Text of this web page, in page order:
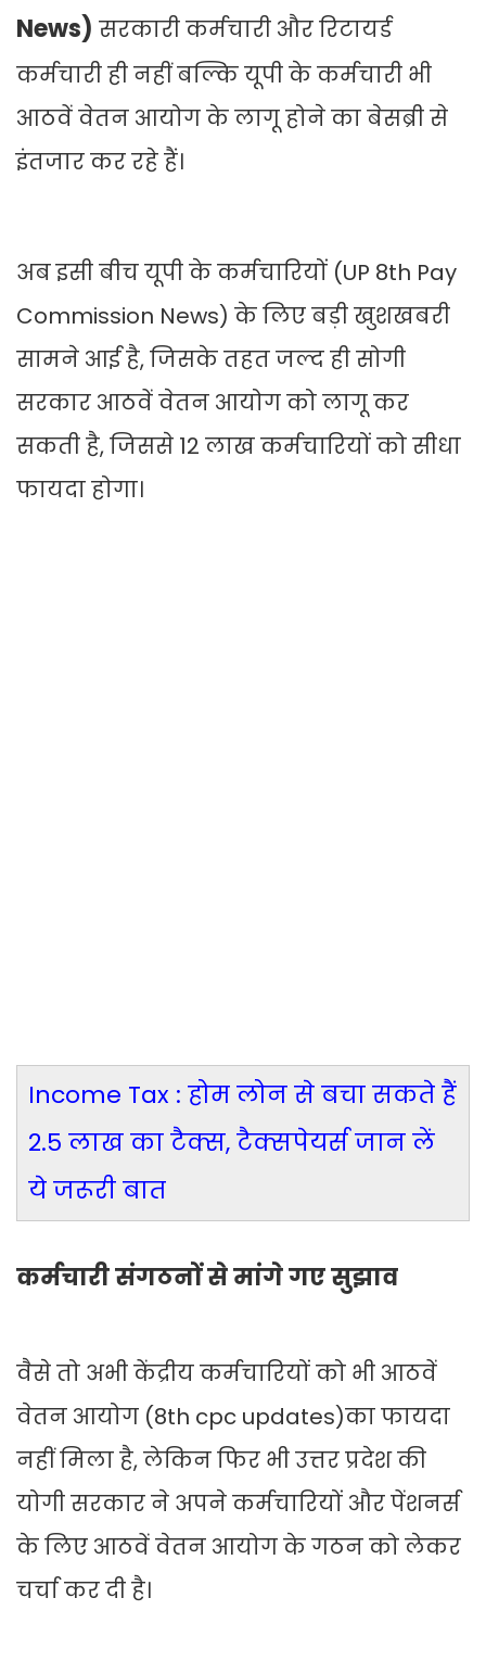
News) सरकारी कर्मचारी और रिटायर्ड
कर्मचारी ही नहीं बल्कि यूपी के कर्मचारी भी
आठवें वेतन आयोग के लागू होने का बेसब्री से
इंतजार कर रहे हैं।
अब इसी बीच यूपी के कर्मचारियों (UP 8th Pay
Commission News) के लिए बड़ी खुशखबरी
सामने आई है, जिसके तहत जल्द ही सोगी
सरकार आठवें वेतन आयोग को लागू कर
सकती है, जिससे 12 लाख कर्मचारियों को सीधा
फायदा होगा।
Income Tax : होम लोन से बचा सकते हैं
2.5 लाख का टैक्स, टैक्सपेयर्स जान लें
ये जरूरी बात
कर्मचारी संगठनों से मांगे गए सुझाव
वैसे तो अभी केंद्रीय कर्मचारियों को भी आठवें
वेतन आयोग (8th cpc updates)का फायदा
नहीं मिला है, लेकिन फिर भी उत्तर प्रदेश की
योगी सरकार ने अपने कर्मचारियों और पेंशनर्स
के लिए आठवें वेतन आयोग के गठन को लेकर
चर्चा कर दी है।